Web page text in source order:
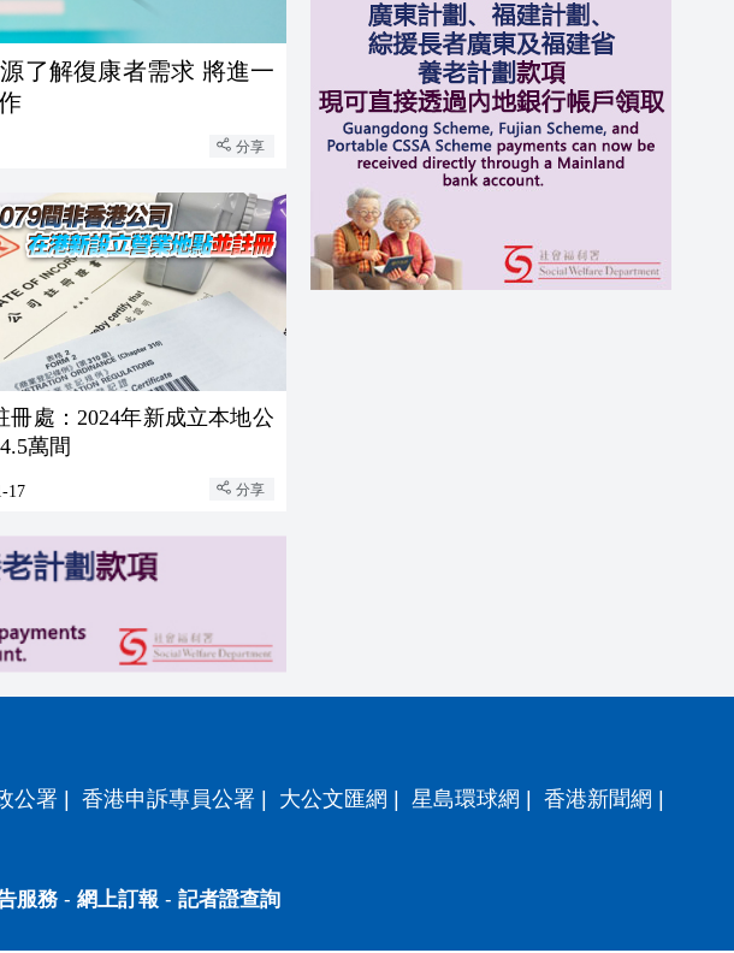
了解復康者需求 將進一
分享
冊處：2024年新成立本地公
萬間
17 分享
公署 香港申訴專員公署 大公文匯網 星島環球網 香港新聞網
服務- 網上訂報 - 記者證查詢